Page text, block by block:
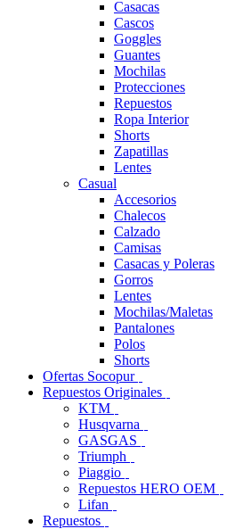
Casacas
Cascos
Goggles
Guantes
Mochilas
Protecciones
Repuestos
Ropa Interior
Shorts
Zapatillas
Lentes
Casual
Accesorios
Chalecos
Calzado
Camisas
Casacas y Poleras
Gorros
Lentes
Mochilas/Maletas
Pantalones
Polos
Shorts
Ofertas Socopur
Repuestos Originales
KTM
Husqvarna
GASGAS
Triumph
Piaggio
Repuestos HERO OEM
Lifan
Repuestos